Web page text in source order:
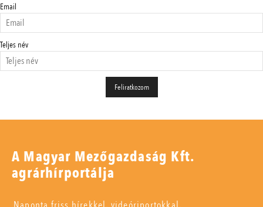
Email
Teljes név
A Magyar Mezőgazdaság Kft.
agrárhírportálja